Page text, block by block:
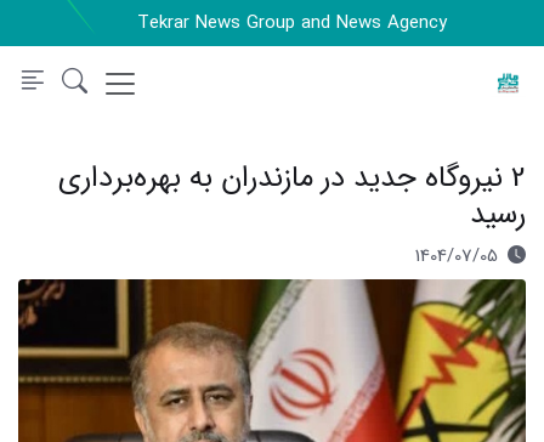
Tekrar News Group and News Agency
2 نیروگاه جدید در مازندران به بهره‌برداری
رسید
1404/07/05